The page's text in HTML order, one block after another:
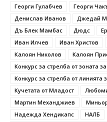
Георги Гулабчев
Георги
Денислав Иванов
Джедай
Дъ Блек Мамбас
Дюдс
Иван Илчев
Иван Христов
Калоян Николов
Калоян
Конкурс за стрелба от зоната
Конкурс за стрелба от линията
Кучетата от Младост
Мартин Механджиев
Надежда Хендикапс
НАЛБ